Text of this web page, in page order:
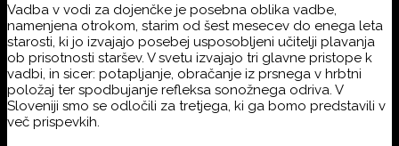
Vadba v vodi za dojenčke je posebna oblika vadbe,
namenjena otrokom, starim od šest mesecev do enega leta
starosti, ki jo izvajajo posebej usposobljeni učitelji plavanja
ob prisotnosti staršev. V svetu izvajajo tri glavne pristope k
vadbi, in sicer: potapljanje, obračanje iz prsnega v hrbtni
položaj ter spodbujanje refleksa sonožnega odriva. V
Sloveniji smo se odločili za tretjega, ki ga bomo predstavili v
več prispevkih.